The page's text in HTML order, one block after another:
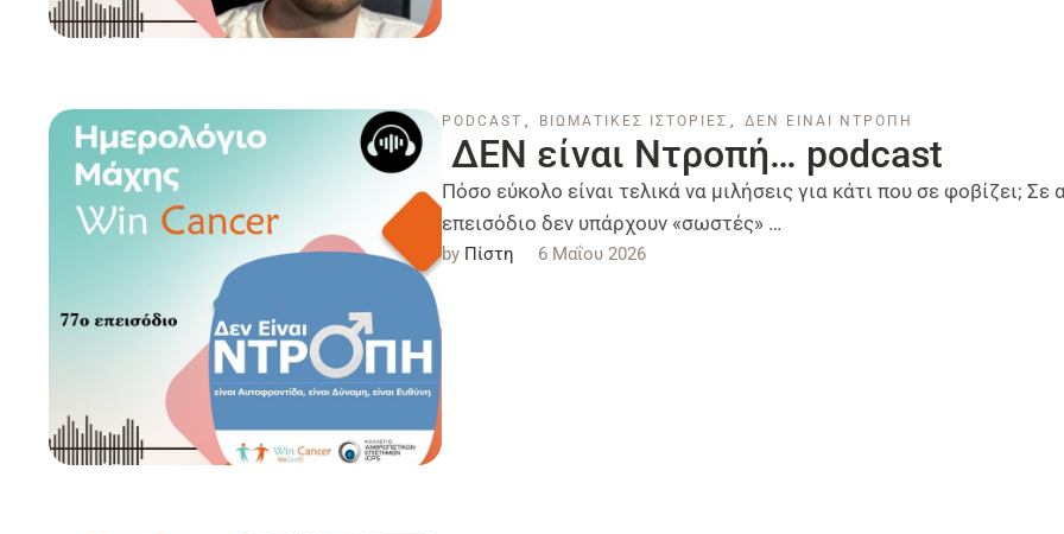
PODCAST , ΒΙΩΜΑΤΙΚΕΣ ΙΣΤΟΡΙΕΣ , ΔΕΝ ΕΙΝΑΙ ΝΤΡΟΠΗ
ΔΕΝ είναι Ντροπή… podcast
Πόσο εύκολο είναι τελικά να μιλήσεις για κάτι που σε φοβίζει; Σε
επεισόδιο δεν υπάρχουν «σωστές» …
by Πίστη 6 Μαΐου 2026